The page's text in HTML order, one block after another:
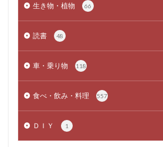
生き物・植物 66
読書 48
車・乗り物 118
食べ・飲み・料理 557
ＤＩＹ 1